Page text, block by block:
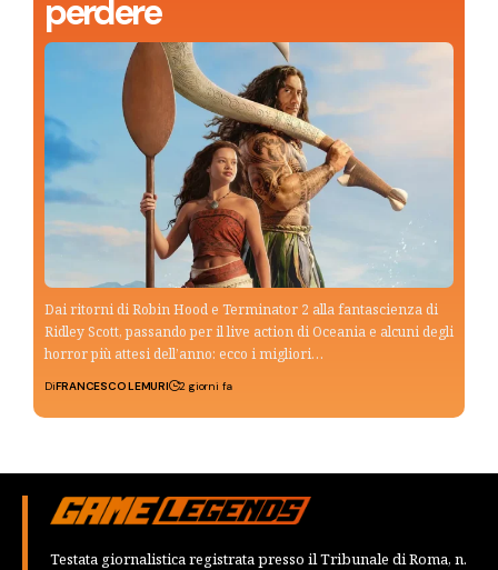
perdere
Dai ritorni di Robin Hood e Terminator 2 alla fantascienza di
Ridley Scott, passando per il live action di Oceania e alcuni degli
horror più attesi dell’anno: ecco i migliori…
DiFRANCESCO LEMURI 2 giorni fa
Testata giornalistica registrata presso il Tribunale di Roma, n.